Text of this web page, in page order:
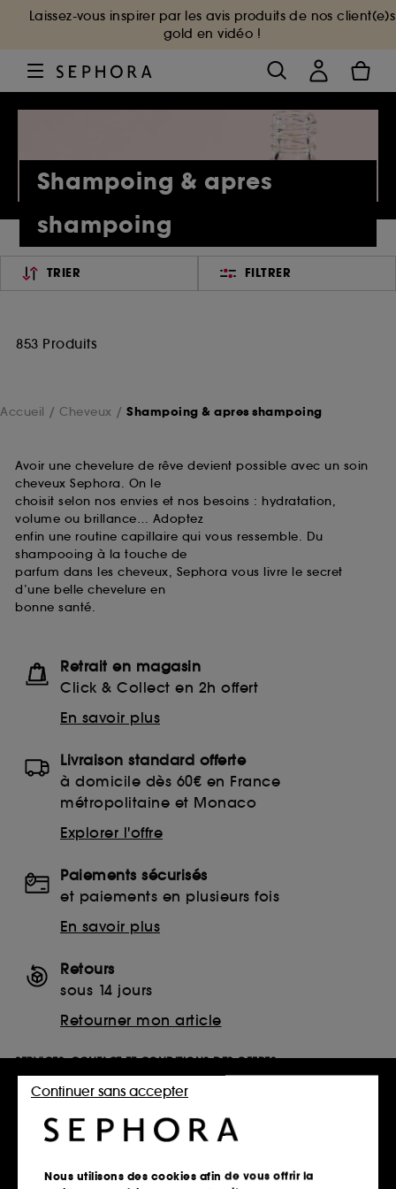
Laissez-vous inspirer par les avis produits de nos client(e)s
gold en vidéo !
Shampoing & apres
shampoing
TRIER FILTRER
853 Produits
Accueil Cheveux Shampoing & apres shampoing
Avoir une chevelure de rêve devient possible avec un soin
cheveux Sephora. On le
choisit selon nos envies et nos besoins : hydratation,
volume ou brillance… Adoptez
enfin une routine capillaire qui vous ressemble. Du
shampooing à la touche de
parfum dans les cheveux, Sephora vous livre le secret
d’une belle chevelure en
bonne santé.
Retrait en magasin
Click & Collect en 2h offert
En savoir plus
Livraison standard offerte
à domicile dès 60€ en France
métropolitaine et Monaco
Explorer l'offre
Paiements sécurisés
et paiements en plusieurs fois
En savoir plus
Retours
sous 14 jours
Retourner mon article
SERVICES, CONTACT ET CONDITIONS DES OFFRES
Télécharger notre application
Nous utilisons des cookies afin de vous offrir la
Continuer sans accepter